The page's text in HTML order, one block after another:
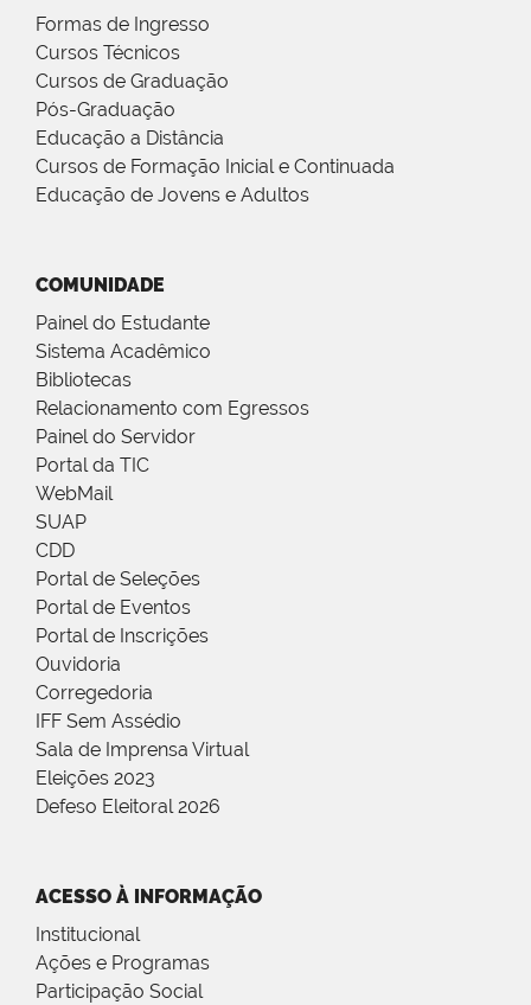
Formas de Ingresso
Cursos Técnicos
Cursos de Graduação
Pós-Graduação
Educação a Distância
Cursos de Formação Inicial e Continuada
Educação de Jovens e Adultos
COMUNIDADE
Painel do Estudante
Sistema Acadêmico
Bibliotecas
Relacionamento com Egressos
Painel do Servidor
Portal da TIC
WebMail
SUAP
CDD
Portal de Seleções
Portal de Eventos
Portal de Inscrições
Ouvidoria
Corregedoria
IFF Sem Assédio
Sala de Imprensa Virtual
Eleições 2023
Defeso Eleitoral 2026
ACESSO À INFORMAÇÃO
Institucional
Ações e Programas
Participação Social